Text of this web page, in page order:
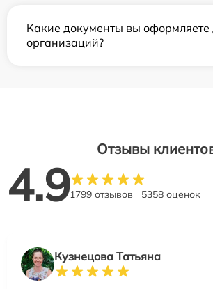
Какие документы вы оформляете
организаций?
Отзывы
4.91799 отзывов 5358 оценок
Кузнецова Татьяна